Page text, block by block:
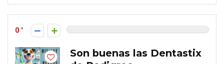
0
Son buenas las Dentastix